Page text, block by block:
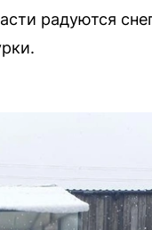
радуются